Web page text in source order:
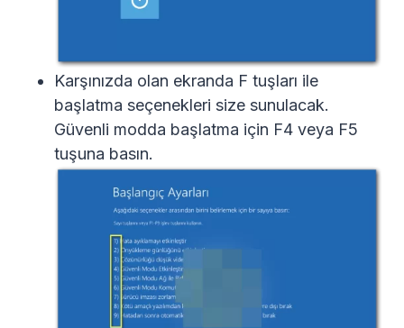
Karşınızda olan ekranda F tuşları ile
başlatma seçenekleri size sunulacak.
Güvenli modda başlatma için F4 veya F5
tuşuna basın.